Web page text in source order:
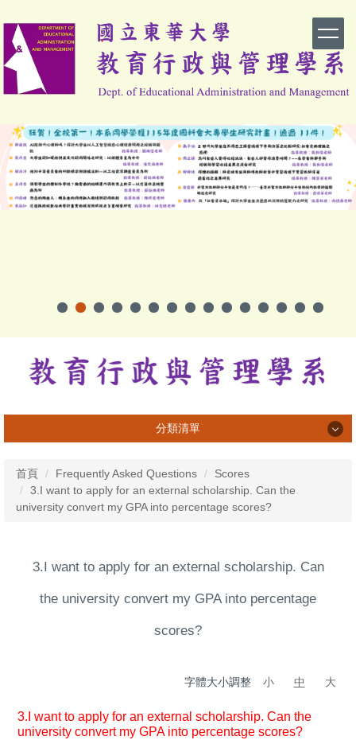
到
主
要
內
容
分類清單
系所成員
專業活動與成果
學習活動與成果
首頁 Frequently Asked Questions
Scores
3.I want to apply for an external scholarship. Can the
university convert my GPA into percentage scores?
3.I want to apply for an external scholarship. Can
the university convert my GPA into percentage
scores?
字體大小調整 小 中 大
3.I want to apply for an external scholarship. Can the
university convert my GPA into percentage scores?